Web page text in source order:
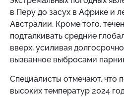
в Перу до засух в Африке и
Австралии. Кроме того,
подталкивать средние
вверх, усиливая
вызванное выбросами
Специалисты отмечают, что
высоких температур 2024